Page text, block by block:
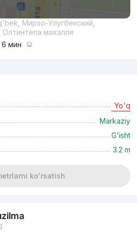
Мирзо-Улугбекский,
Олтинтепа махалля
6 мин
Yo'q
Markaziy
G'isht
3.2 m
ko'rsatish